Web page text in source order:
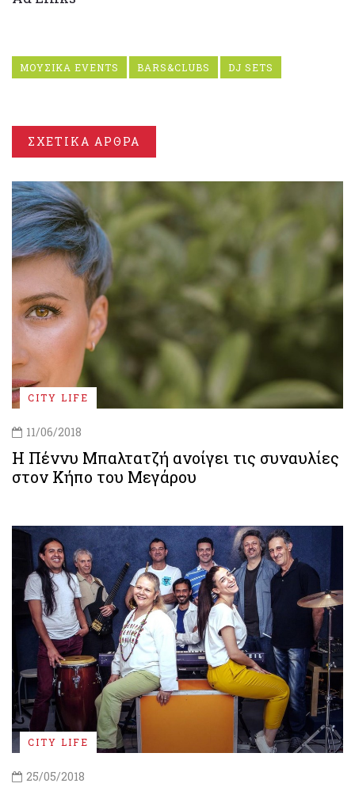
ΜΟΥΣΙΚΑ EVENTS BARS&CLUBS DJ SETS
ΣΧΕΤΙΚΑ ΑΡΘΡΑ
CITY LIFE
11/06/2018
H Πέννυ Μπαλτατζή ανοίγει τις συναυλίες
στον Κήπο του Μεγάρου
CITY LIFE
25/05/2018